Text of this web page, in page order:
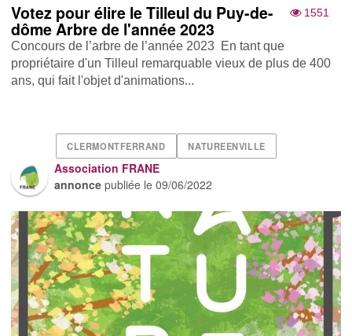
1551
Votez pour élire le Tilleul du Puy-de-
dôme Arbre de l'année 2023
Concours de l’arbre de l’année 2023 En tant que
propriétaire d'un Tilleul remarquable vieux de plus de 400
ans, qui fait l'objet d'animations...
CLERMONTFERRAND NATUREENVILLE
Association FRANE
annonce publiée le09/06/2022